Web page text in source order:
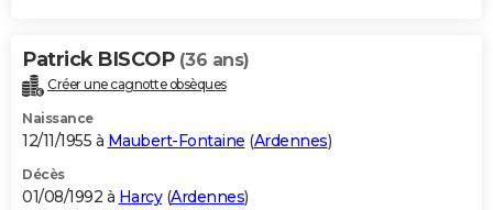
Patrick BISCOP (36 ans)
Créer une cagnotte obsèques
Naissance
12/11/1955 à Maubert-Fontaine (Ardennes)
Décès
01/08/1992 à Harcy(Ardennes)